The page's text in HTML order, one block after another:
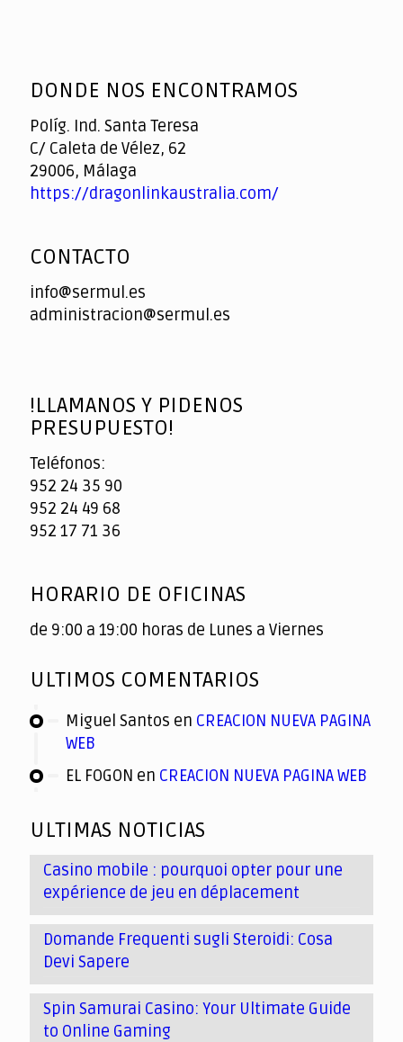
DONDE NOS ENCONTRAMOS
Políg. Ind. Santa Teresa
C/ Caleta de Vélez, 62
29006, Málaga
https://dragonlinkaustralia.com/
CONTACTO
info@sermul.es
administracion@sermul.es
!LLAMANOS Y PIDENOS
PRESUPUESTO!
Teléfonos:
952 24 35 90
952 24 49 68
952 17 71 36
HORARIO DE OFICINAS
de 9:00 a 19:00 horas de Lunes a Viernes
ULTIMOS COMENTARIOS
Miguel Santos en CREACION NUEVA PAGINA
WEB
EL FOGON en CREACION NUEVA PAGINA WEB
ULTIMAS NOTICIAS
Casino mobile : pourquoi opter pour une
expérience de jeu en déplacement
Domande Frequenti sugli Steroidi: Cosa
Devi Sapere
Spin Samurai Casino: Your Ultimate Guide
to Online Gaming